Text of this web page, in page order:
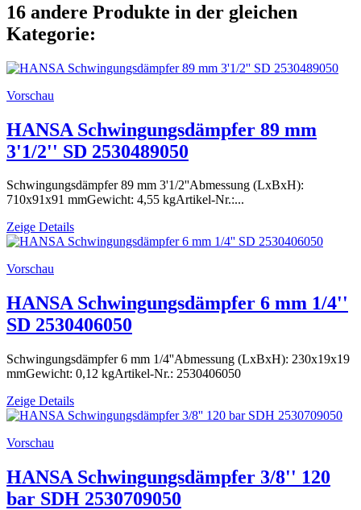
16 andere Produkte in der gleichen
Kategorie:
Vorschau
HANSA Schwingungsdämpfer 89 mm
3'1/2'' SD 2530489050
Schwingungsdämpfer 89 mm 3'1/2''Abmessung (LxBxH):
710x91x91 mmGewicht: 4,55 kgArtikel-Nr.:...
Zeige Details
Vorschau
HANSA Schwingungsdämpfer 6 mm 1/4''
SD 2530406050
Schwingungsdämpfer 6 mm 1/4''Abmessung (LxBxH): 230x19x19
mmGewicht: 0,12 kgArtikel-Nr.: 2530406050
Zeige Details
Vorschau
HANSA Schwingungsdämpfer 3/8'' 120
bar SDH 2530709050